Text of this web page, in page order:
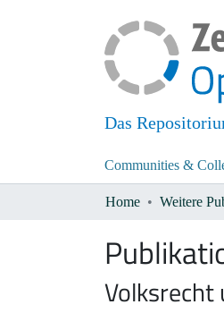
Das
Communities &
Home Weitere
Volksrecht